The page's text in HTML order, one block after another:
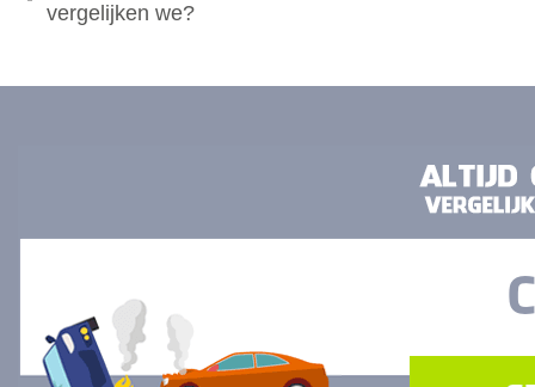
vergelijken we?